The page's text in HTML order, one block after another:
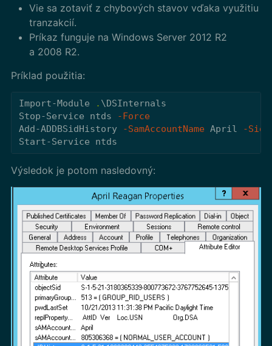
Vie sa zotaviť z chybových stavov vďaka využitiu
tranzakcií.
Príkaz funguje na Windows Server 2012 R2
a 2008 R2.
Príklad použitia:
Import-Module . \DSInternals
Stop-Service
ntds
-Force
Add-ADDBSidHistory
-SamAccountName April
-
Start-Service
ntds
Výsledok je potom nasledovný: